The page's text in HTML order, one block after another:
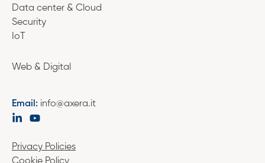
Data center & Cloud
Security
IoT
Web & Digital
Email: info@axera.it
Privacy Policies